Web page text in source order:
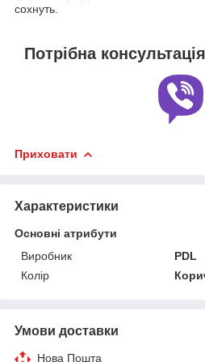
сохнуть.
Потрібна
Приховати
Характеристики
Основні атрибути
Виробник
PDL
Колір
Умови доставки
Нова Пошта